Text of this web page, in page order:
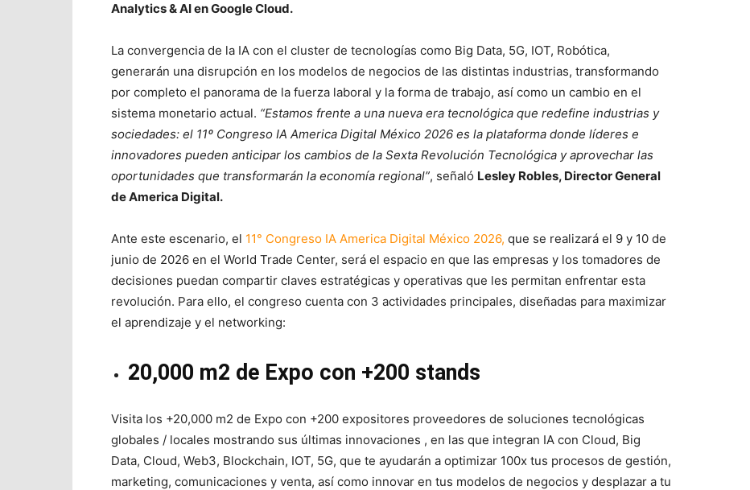
Analytics & AI en Google Cloud.
La convergencia de la IA con el cluster de tecnologías como Big Data, 5G, IOT, Robótica,
generarán una disrupción en los modelos de negocios de las distintas industrias, transformando
por completo el panorama de la fuerza laboral y la forma de trabajo, así como un cambio en el
sistema monetario actual. “Estamos frente a una nueva era tecnológica que redefine industrias y
sociedades: el 11º Congreso IA America Digital México 2026 es la plataforma donde líderes e
innovadores pueden anticipar los cambios de la Sexta Revolución Tecnológica y aprovechar las
oportunidades que transformarán la economía regional”, señaló Lesley Robles, Director General
de America Digital.
Ante este escenario, el 11° Congreso IA America Digital México 2026, que se realizará el 9 y 10 de
junio de 2026 en el World Trade Center, será el espacio en que las empresas y los tomadores de
decisiones puedan compartir claves estratégicas y operativas que les permitan enfrentar esta
revolución. Para ello, el congreso cuenta con 3 actividades principales, diseñadas para maximizar
el aprendizaje y el networking:
20,000 m2 de Expo con +200 stands
Visita los +20,000 m2 de Expo con +200 expositores proveedores de soluciones tecnológicas
globales / locales mostrando sus últimas innovaciones , en las que integran IA con Cloud, Big
Data, Cloud, Web3, Blockchain, IOT, 5G, que te ayudarán a optimizar 100x tus procesos de gestión,
marketing, comunicaciones y venta, así como innovar en tus modelos de negocios y desplazar a tu